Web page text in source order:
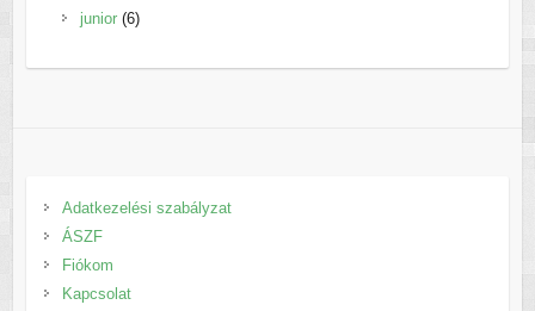
junior 66
Adatkezelési szabályzat
ÁSZF
Fiókom
Kapcsolat